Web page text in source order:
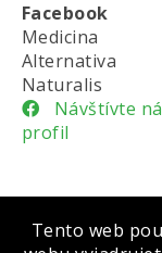
Facebook
Medicina
Alternativa
Naturalis
Návštívte
profil
Všeobecné
Tento web